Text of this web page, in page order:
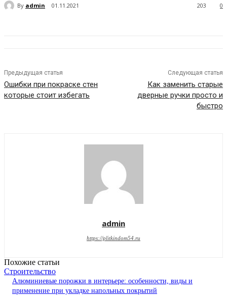
By admin 01.11.2021 0
203
Предыдущая статья
Ошибки при покраске стен
которые стоит избегать
Следующая статья
Как заменить старые
дверные ручки просто и
быстро
admin
https://plitkindom54.ru
Похожие статьи
Строительство
Алюминиевые порожки в интерьере: особенности, виды и
применение при укладке напольных покрытий